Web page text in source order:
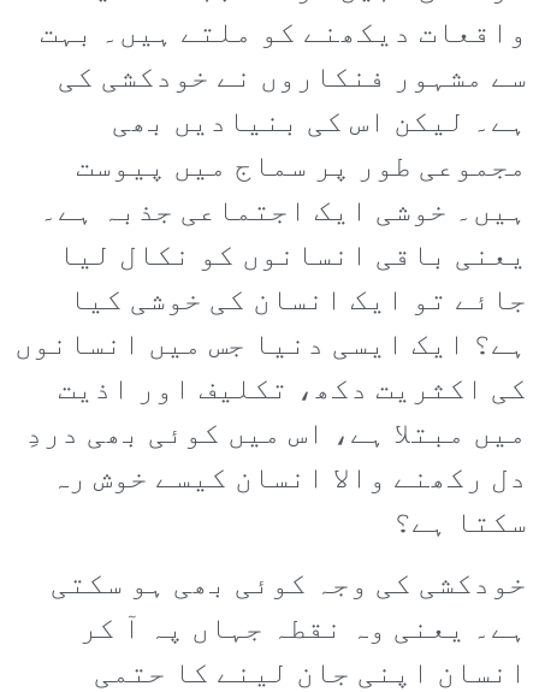
واقعات دیکھنے کو ملتے ہیں۔ بہت
سے مشہور فنکاروں نے خودکشی کی
ہے۔ لیکن اس کی بنیادیں بھی
مجموعی طور پر سماج میں پیوست
ہیں۔ خوشی ایک اجتماعی جذبہ ہے۔
یعنی باقی انسانوں کو نکال لیا
جائے تو ایک انسان کی خوشی کیا
ہے؟ ایک ایسی دنیا جس میں انسانوں
کی اکثریت دکھ، تکلیف اور اذیت
میں مبتلا ہے، اس میں کوئی بھی دردِ
دل رکھنے والا انسان کیسے خوش رہ
سکتا ہے؟
خودکشی کی وجہ کوئی بھی ہو سکتی
ہے۔ یعنی وہ نقطہ جہاں پہ آ کر
انسان اپنی جان لینے کا حتمی